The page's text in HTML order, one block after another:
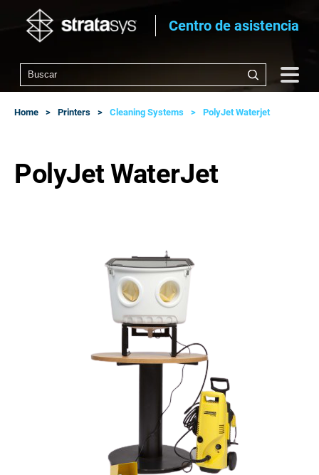
Centro de asistencia
Home Printers Cleaning Systems PolyJet Waterjet
PolyJet WaterJet